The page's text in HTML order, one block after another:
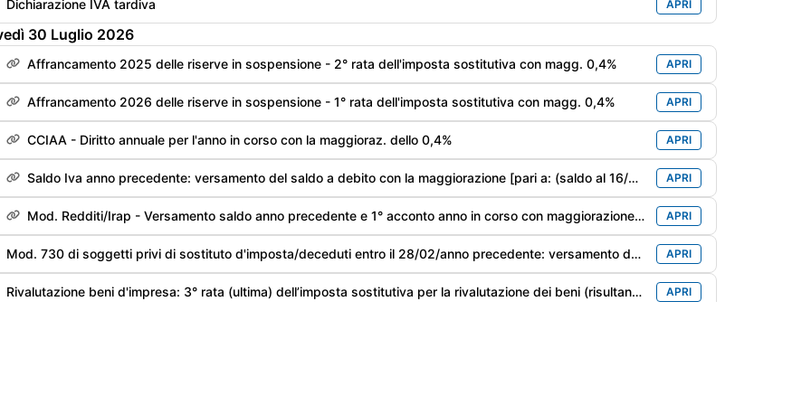
Dichiarazione IVA tardiva APRI
30 Luglio 2026
Affrancamento 2025 delle riserve in sospensione - 2° rata dell'imposta sostitutiva con magg. 0,4% APRI
Affrancamento 2026 delle riserve in sospensione - 1° rata dell'imposta sostitutiva con magg. 0,4% APRI
CCIAA - Diritto annuale per l'anno in corso con la maggioraz. dello 0,4% APRI
Saldo Iva anno precedente: versamento del saldo a debito con la maggiorazione [pari a: (saldo al 16/03 x 1,6%) x 0,4%] APRI
Mod. Redditi/Irap - Versamento saldo anno precedente e 1° acconto anno in corso con maggiorazione dello 0,4% APRI
Mod. 730 di soggetti privi di sostituto d'imposta/deceduti entro il 28/02/anno precedente: versamento delle imposte risultanti dal Mod. 730 con la maggior. dello 0,4% APRI
Rivalutazione beni d'impresa: 3° rata (ultima) dell’imposta sostitutiva per la rivalutazione dei beni (risultanti dal bilancio al 31/12/2018 ed al 31/12/2022) con la maggiorazione dello 0,4% APRI